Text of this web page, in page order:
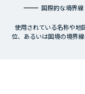
国際的な境界線
使用されている名称や地
位、あるいは国境の境界